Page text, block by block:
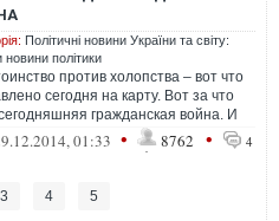
Політичні новини України та світу:
новини політики
против холопства – вот что
сегодня на карту. Вот за что
гражданская война. И
что наши г...
01:33 • 8762 • 4
3 4 5